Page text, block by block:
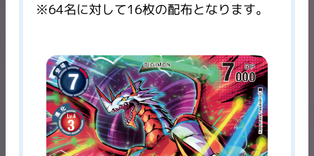
※64名に対して16枚の配布となります。